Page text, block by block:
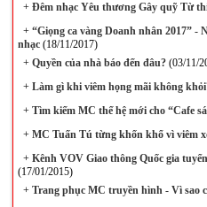
+Đêm nhạc Yêu thương Gây quỹ Từ
+“Giọng ca vàng Doanh nhân 2017” -
nhạc(18/11/2017)
+Quyền của nhà báo đến đâu?(03/11/
+Làm gì khi viêm họng mãi không
+Tìm kiếm MC thế hệ mới cho “Cafe
+MC Tuấn Tú từng khốn khổ vì viêm
+Kênh VOV Giao thông Quốc gia
(17/01/2015)
+Trang phục MC truyền hình - Vì sao